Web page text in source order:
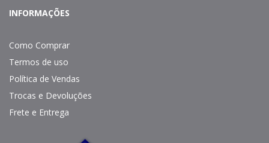
INFORMAÇÕES
Como Comprar
Termos de uso
Política de Vendas
Trocas e Devoluções
Frete e Entrega